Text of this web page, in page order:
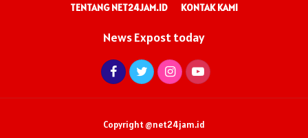
TENTANG NET24JAM.ID
KONTAK KAMI
News Expost today
Copyright @net24jam.id